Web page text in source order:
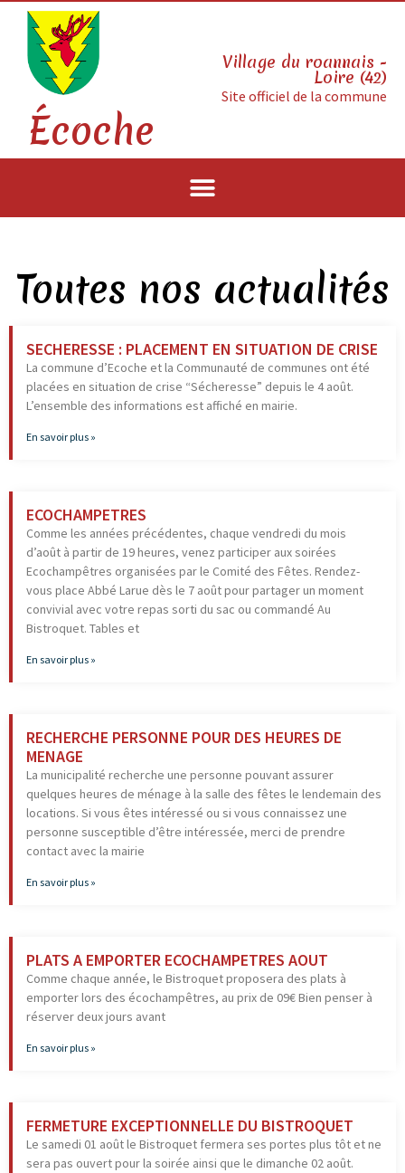
Écoche
Village du roannais -
Loire (42)
Site officiel de la commune
Toutes nos actualités
SECHERESSE : PLACEMENT EN SITUATION DE CRISE
La commune d’Ecoche et la Communauté de communes ont été
placées en situation de crise “Sécheresse” depuis le 4 août.
L’ensemble des informations est affiché en mairie.
En savoir plus »
ECOCHAMPETRES
Comme les années précédentes, chaque vendredi du mois
d’août à partir de 19 heures, venez participer aux soirées
Ecochampêtres organisées par le Comité des Fêtes. Rendez-
vous place Abbé Larue dès le 7 août pour partager un moment
convivial avec votre repas sorti du sac ou commandé Au
Bistroquet. Tables et
En savoir plus »
RECHERCHE PERSONNE POUR DES HEURES DE
MENAGE
La municipalité recherche une personne pouvant assurer
quelques heures de ménage à la salle des fêtes le lendemain des
locations. Si vous êtes intéressé ou si vous connaissez une
personne susceptible d’être intéressée, merci de prendre
contact avec la mairie
En savoir plus »
PLATS A EMPORTER ECOCHAMPETRES AOUT
Comme chaque année, le Bistroquet proposera des plats à
emporter lors des écochampêtres, au prix de 09€ Bien penser à
réserver deux jours avant
En savoir plus »
FERMETURE EXCEPTIONNELLE DU BISTROQUET
Le samedi 01 août le Bistroquet fermera ses portes plus tôt et ne
sera pas ouvert pour la soirée ainsi que le dimanche 02 août.